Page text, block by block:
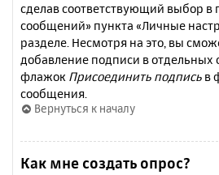
сделав соответствующий выбор в
сообщений» пункта «Личные
разделе. Несмотря на это, вы
добавление подписи в отдельных
флажок Присоединить подпись в
сообщения.
Вернуться к началу
Как мне создать опрос?